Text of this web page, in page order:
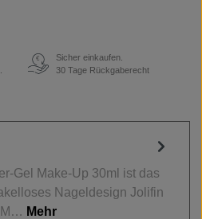
€
Sicher einkaufen.
30 Tage Rückgaberecht
Gel Make-Up 30ml ist das
Nageldesign Jolifin
M… Mehr